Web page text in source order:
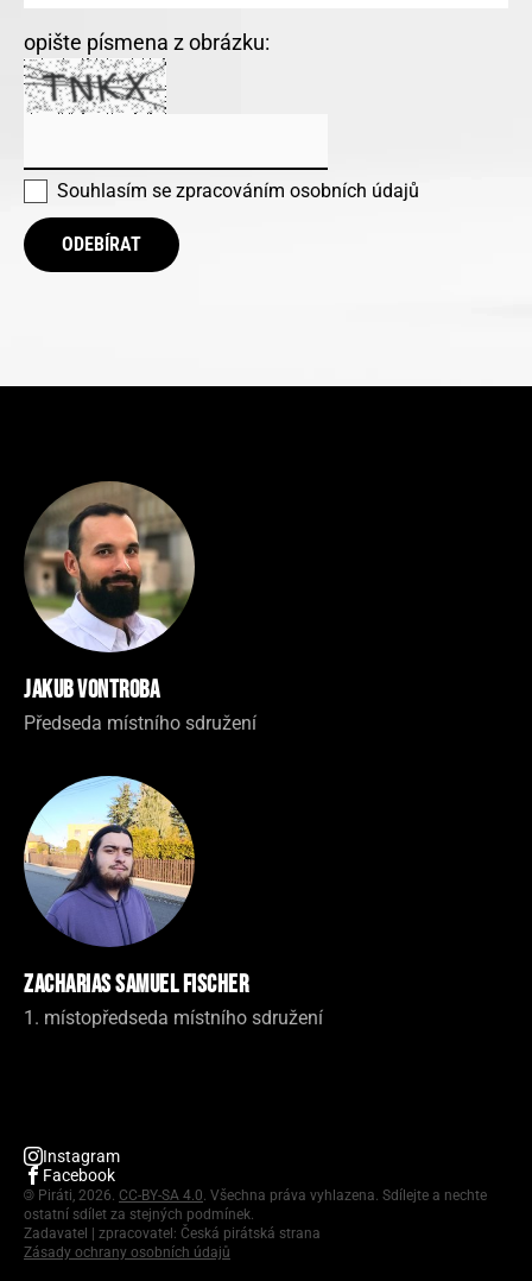
opište písmena z obrázku:
Souhlasím se zpracováním osobních údajů
ODEBÍRAT
Jakub Vontroba
Předseda místního sdružení
Zacharias Samuel Fischer
1. místopředseda místního sdružení
Instagram
Facebook
© Piráti, 2026. CC-BY-SA 4.0. Všechna práva vyhlazena. Sdílejte a nechte
ostatní sdílet za stejných podmínek.
Zadavatel | zpracovatel: Česká pirátská strana
Zásady ochrany osobních údajů